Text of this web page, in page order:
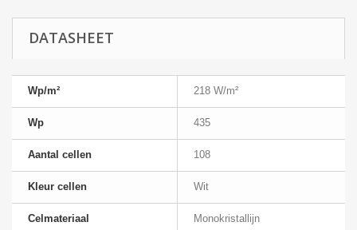
DATASHEET
Wp/m² 218 W/m²
Wp 435
Aantal cellen 108
Kleur cellen Wit
Celmateriaal Monokristallijn